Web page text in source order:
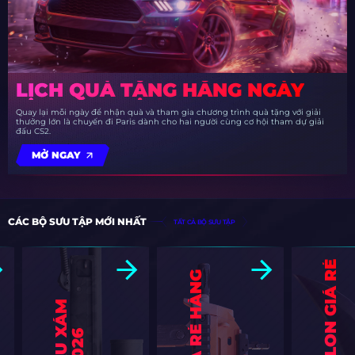
LỊCH QUÀ TẶNG HẰNG NGÀY
Quay lại mỗi ngày để nhận quà và tham gia chương trình quà tặng với giải
thưởng lớn là chuyến đi Paris dành cho hai người cùng cơ hội tham dự giải
đấu CS2.
MỞ NGAY
CÁC BỘ SƯU TẬP MỚI NHẤT TẤT CẢ BỘ SƯU TẬP